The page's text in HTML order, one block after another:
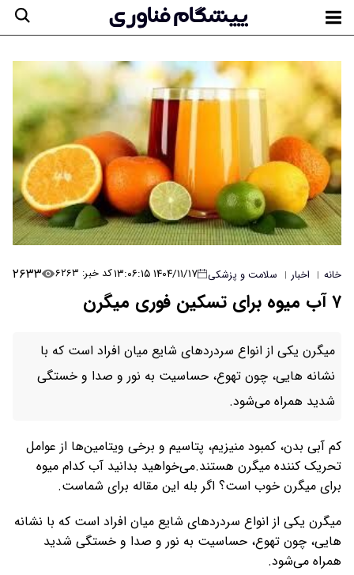
خانه | اخبار | سلامت و پزشکی ۱۴۰۴/۱۱/۱۷ ۱۳:۰۶:۱۵ کد خبر: ۶۲۶۳ ۲۶۳۳
۷ آب میوه‌ برای تسکین فوری میگرن
میگرن یکی از انواع سردرد‌های شایع میان افراد است که با
نشانه هایی، چون تهوع، حساسیت به نور و صدا و خستگی
شدید همراه می‌شود.
کم آبی بدن، کمبود منیزیم، پتاسیم و برخی ویتامین‌ها از عوامل
تحریک کننده میگرن هستند.می‌خواهید بدانید آب کدام میوه
برای میگرن خوب است؟ اگر بله این مقاله برای شماست.
میگرن یکی از انواع سردرد‌های شایع میان افراد است که با نشانه
هایی، چون تهوع، حساسیت به نور و صدا و خستگی شدید
همراه می‌شود.